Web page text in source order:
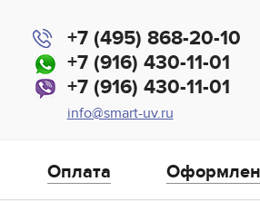
+7 (495) 868-20-10
+7 (916) 430-11-01
+7 (916) 430-11-01
info@smart-uv.ru
Оплата